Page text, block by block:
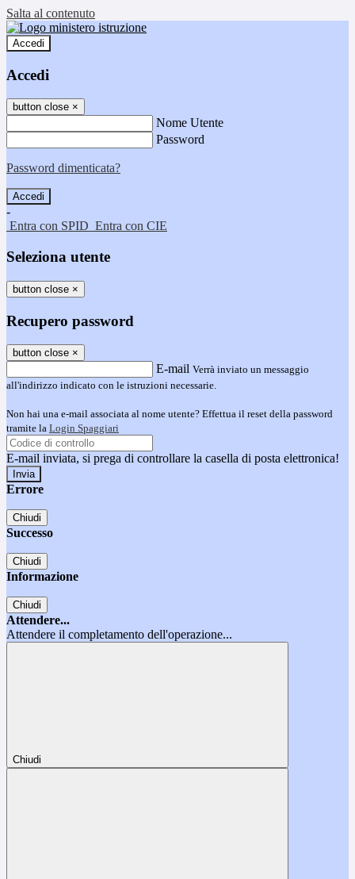
Salta al contenuto
Accedi
Accedi
button close ×
Nome Utente
Password
Password dimenticata?
-
Entra con SPID Entra con CIE
Seleziona utente
button close ×
Recupero password
button close ×
E-mail Verrà inviato un messaggio
all'indirizzo indicato con le istruzioni necessarie.
Non hai una e-mail associata al nome utente? Effettua il reset della password
tramite la Login Spaggiari
E-mail inviata, si prega di controllare la casella di posta elettronica!
Errore
Chiudi
Successo
Chiudi
Informazione
Chiudi
Attendere...
Attendere il completamento dell'operazione...
Chiudi